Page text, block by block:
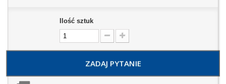
Ilość sztuk
ZADAJ PYTANIE